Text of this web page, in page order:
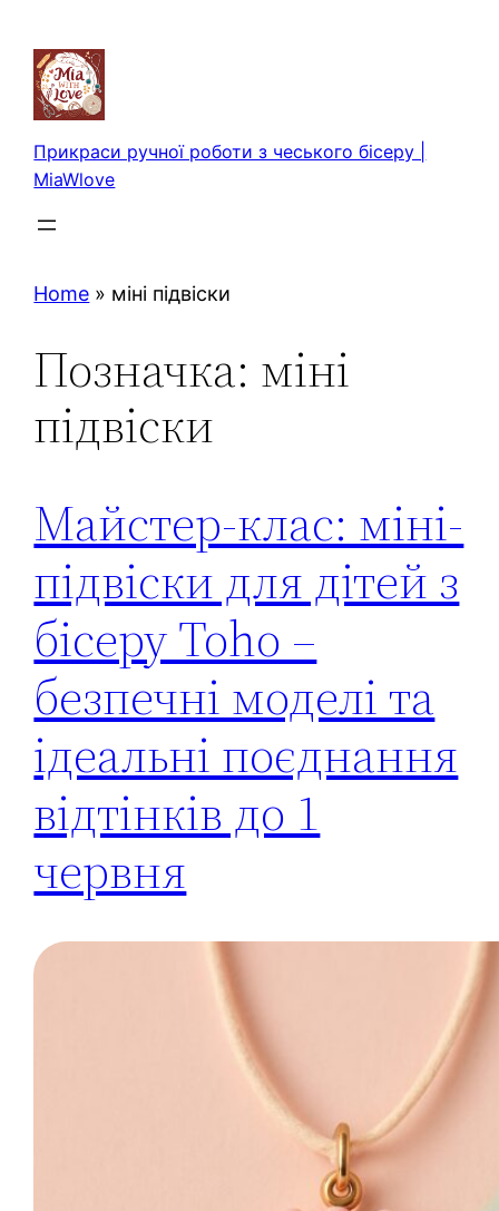
вмісту
Прикраси ручної роботи з чеського бісеру |
MiaWlove
Home » міні підвіски
Позначка: міні
підвіски
Майстер-клас: міні-
підвіски для дітей з
бісеру Toho –
безпечні моделі та
ідеальні поєднання
відтінків до 1
червня